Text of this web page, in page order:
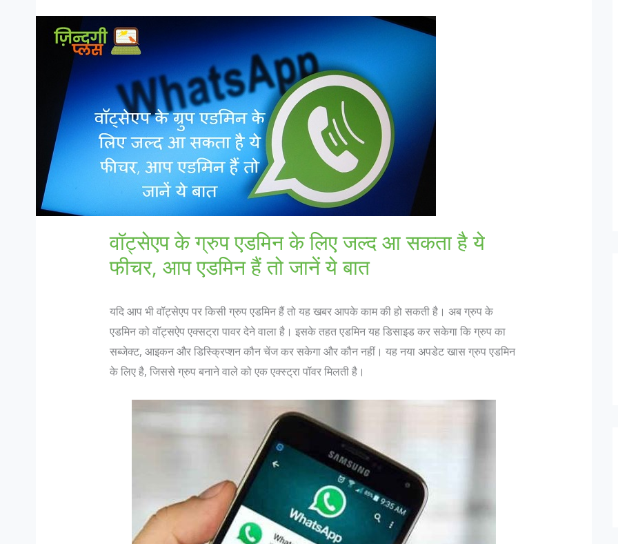
वॉट्सेएप के ग्रुप एडमिन के लिए जल्द आ सकता है ये
फीचर, आप एडमिन हैं तो जानें ये बात
यदि आप भी वॉट्सेएप पर किसी ग्रुप एडमिन हैं तो यह खबर आपके काम की हो सकती है। अब ग्रुप के
एडमिन को वॉट्सऐप एक्सट्रा पावर देने वाला है। इसके तहत एडमिन यह डिसाइड कर सकेगा कि ग्रुप का
सब्जेक्ट, आइकन और डिस्क्रिप्शन कौन चेंज कर सकेगा और कौन नहीं। यह नया अपडेट खास ग्रुप एडमिन
के लिए है, जिससे ग्रुप बनाने वाले को एक एक्स्ट्रा पॉवर मिलती है।